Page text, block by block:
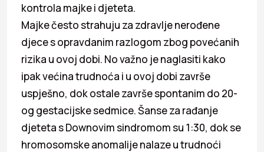
kontrola majke i djeteta.
Majke često strahuju za zdravlje nerođene
djece s opravdanim razlogom zbog povećanih
rizika u ovoj dobi. No važno je naglasiti kako
ipak većina trudnoća i u ovoj dobi završe
uspješno, dok ostale završe spontanim do 20-
og gestacijske sedmice. Šanse za rađanje
djeteta s Downovim sindromom su 1:30, dok se
hromosomske anomalije nalaze u trudnoći